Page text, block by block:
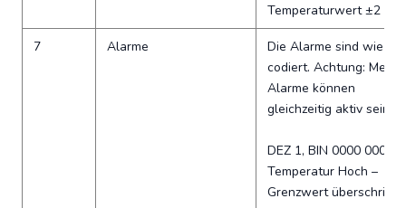
Temperaturwert ±2 °C.
7 Alarme
Die Alarme sind wie
codiert. Achtung:
Alarme können
gleichzeitig aktiv sein!
DEZ 1, BIN 0000 0001:
Temperatur Hoch –
Grenzwert